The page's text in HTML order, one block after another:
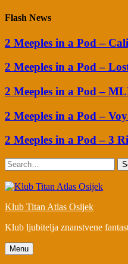
Flash News
2 Meeples in a Pod –
2 Meeples in a Pod –
2 Meeples in a Pod –
2 Meeples in a Pod –
2 Meeples in a Pod – 3
Search
Klub Titan Atlas Osijek
Klub ljubitelja znanstvene
Menu